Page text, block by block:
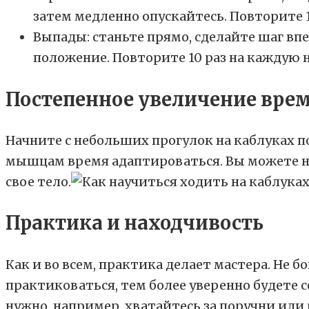
затем медленно опускайтесь. Повторите
Выпады: станьте прямо, сделайте шаг
положение. Повторите 10 раз на каждую
Постепенное увеличение
Начните с небольших прогулок на каблуках
мышцам время адаптироваться. Вы можете
свое тело.
Практика и находчивость
Как и во всем, практика делает мастера. Не
практиковаться, тем более уверенно будете
нужно, например, хватайтесь за поручни